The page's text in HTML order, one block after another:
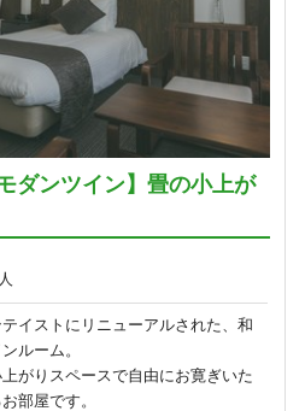
ダンツイン】畳の小上が
イストにリニューアルされた、和
ルーム。
がりスペースで自由にお寛ぎいた
部屋です。